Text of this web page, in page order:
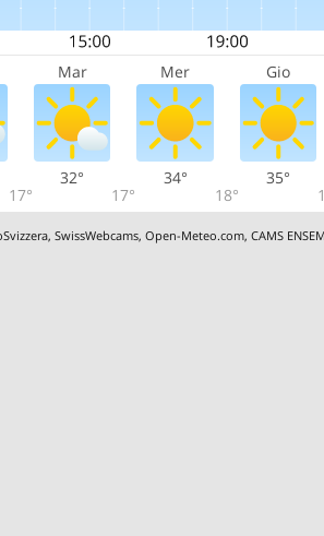
Mar Mer Gio
17°
32°
17°
34°
18°
35°
,SwissWebcams,Open-Meteo.com,CAMS